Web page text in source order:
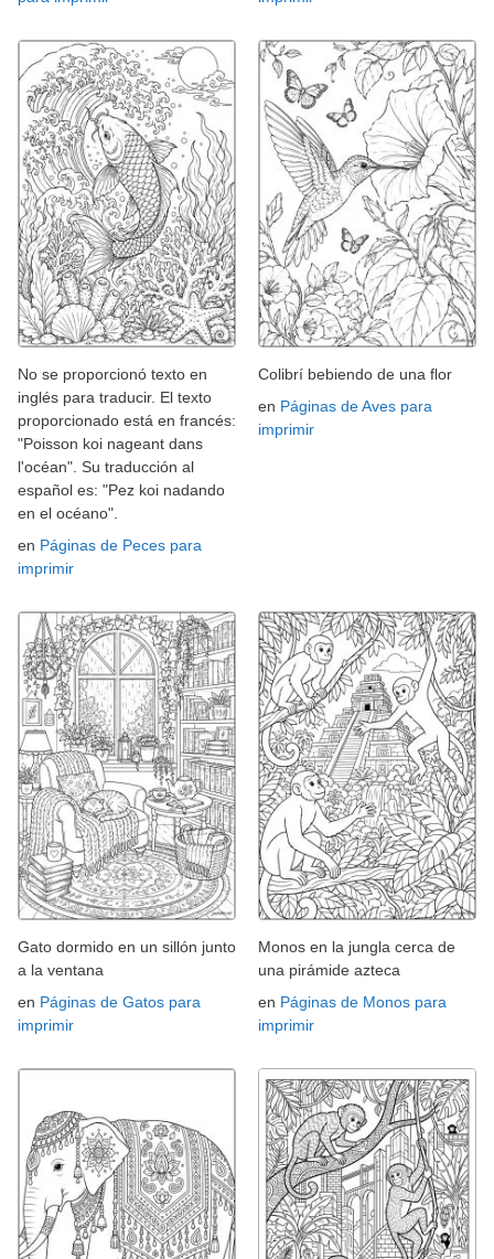
No se proporcionó texto en
inglés para traducir. El texto
proporcionado está en francés:
"Poisson koi nageant dans
l'océan". Su traducción al
español es: "Pez koi nadando
en el océano".
en Páginas de Peces para
imprimir
Colibrí bebiendo de una flor
en Páginas de Aves para
imprimir
Gato dormido en un sillón junto
a la ventana
en Páginas de Gatos para
imprimir
Monos en la jungla cerca de
una pirámide azteca
en Páginas de Monos para
imprimir